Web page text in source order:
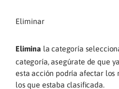
Eliminar
Elimina la categoría
categoría, asegúrate de que
esta acción podría afectar los
los que estaba clasificada.